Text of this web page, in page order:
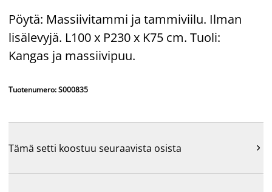
Pöytä: Massiivitammi ja tammiviilu. Ilman
lisälevyjä. L100 x P230 x K75 cm. Tuoli:
Kangas ja massiivipuu.
Tuotenumero: S000835
Tämä setti koostuu seuraavista osista 